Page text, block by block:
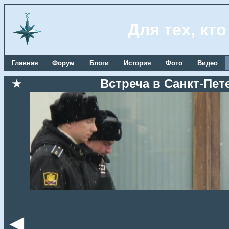
Для тех,
Главная Форум Блоги История Фото Видео
★ Встреча в Санкт-